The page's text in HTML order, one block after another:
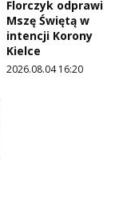
Florczyk odprawi
Mszę Świętą w
intencji Korony
Kielce
2026.08.04 16:20